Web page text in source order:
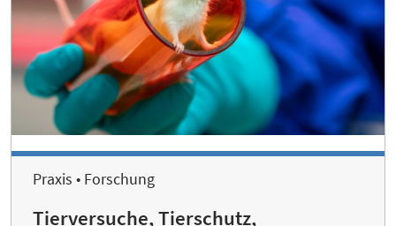
Praxis • Forschung
Tierversuche, Tierschutz,